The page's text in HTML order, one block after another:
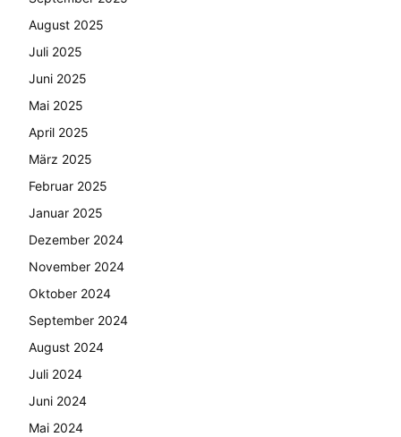
August 2025
Juli 2025
Juni 2025
Mai 2025
April 2025
März 2025
Februar 2025
Januar 2025
Dezember 2024
November 2024
Oktober 2024
September 2024
August 2024
Juli 2024
Juni 2024
Mai 2024